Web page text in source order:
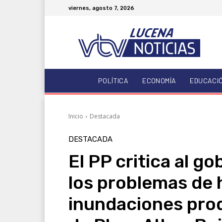
viernes, agosto 7, 2026
POLÍTICA ECONOMÍA
Inicio Destacada
DESTACADA
El PP critica al
los problemas de
inundaciones